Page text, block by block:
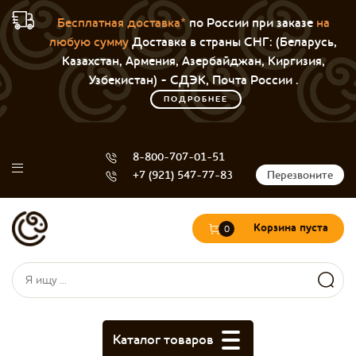
Бесплатная доставка*по России при заказе на
любую суммуДоставка в страны СНГ: (Беларусь,
Казахстан, Армения, Азербайджан, Киргизия,
Узбекистан) - СДЭК, Почта России .
ПОДРОБНЕЕ
8-800-707-01-51
+7 (921) 547-77-83
Перезвоните
Форма поиска
Поиск
0 Корзина пуста
Каталог товаров